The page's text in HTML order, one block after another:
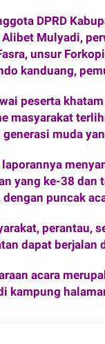
DPRD
Mulyadi,
unsur
kanduang,
peserta
masyarakat
muda
yang ke-38
puncak
perantau,
dapat berjalan
acara
kampung